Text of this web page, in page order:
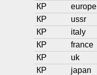
КР
europe
КР
ussr
КР
italy
КР
france
КР
uk
КР
japan